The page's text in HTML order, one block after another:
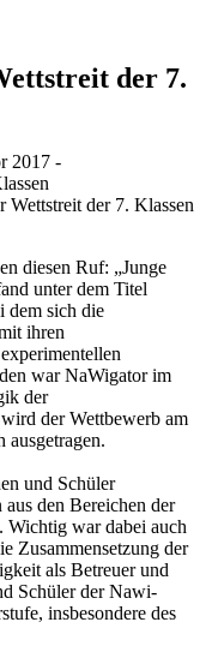
der 7.
2017 -
Wettstreit der 7. Klassen
diesen Ruf: „Junge
unter dem Titel
dem sich die
ihren
war NaWigator im
der
der Wettbewerb am
und Schüler
den Bereichen der
Wichtig war dabei auch
Zusammensetzung der
als Betreuer und
Schüler der Nawi-
insbesondere des